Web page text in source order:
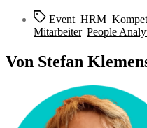
Schlagwörter
Event HRM
Mitarbeiter, People
Von Stefan